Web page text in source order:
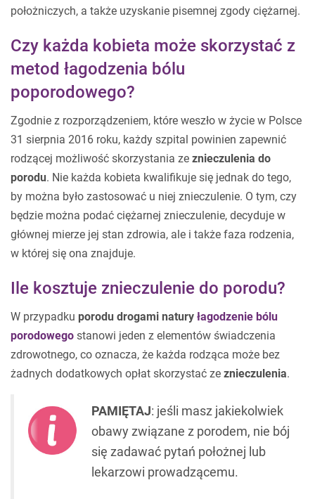
położniczych, a także uzyskanie pisemnej zgody ciężarnej.
Czy każda kobieta może skorzystać z
metod łagodzenia bólu
poporodowego?
Zgodnie z rozporządzeniem, które weszło w życie w Polsce
31 sierpnia 2016 roku, każdy szpital powinien zapewnić
rodzącej możliwość skorzystania ze znieczulenia do
porodu. Nie każda kobieta kwalifikuje się jednak do tego,
by można było zastosować u niej znieczulenie. O tym, czy
będzie można podać ciężarnej znieczulenie, decyduje w
głównej mierze jej stan zdrowia, ale i także faza rodzenia,
w której się ona znajduje.
Ile kosztuje znieczulenie do porodu?
W przypadku porodu drogami natury łagodzenie bólu
porodowego stanowi jeden z elementów świadczenia
zdrowotnego, co oznacza, że każda rodząca może bez
żadnych dodatkowych opłat skorzystać ze znieczulenia.
PAMIĘTAJ: jeśli masz jakiekolwiek
obawy związane z porodem, nie bój
się zadawać pytań położnej lub
lekarzowi prowadzącemu.